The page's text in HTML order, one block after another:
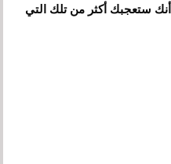
ومن المؤكد أنك ستعجبك أكثر من تلك التي